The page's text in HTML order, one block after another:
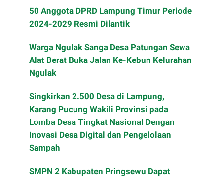
50 Anggota DPRD Lampung Timur Periode
2024-2029 Resmi Dilantik
Warga Ngulak Sanga Desa Patungan Sewa
Alat Berat Buka Jalan Ke-Kebun Kelurahan
Ngulak
Singkirkan 2.500 Desa di Lampung,
Karang Pucung Wakili Provinsi pada
Lomba Desa Tingkat Nasional Dengan
Inovasi Desa Digital dan Pengelolaan
Sampah
SMPN 2 Kabupaten Pringsewu Dapat